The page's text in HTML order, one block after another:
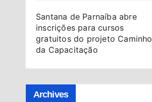
Santana de Parnaíba abre
inscrições para cursos
gratuitos do projeto Caminho
da Capacitação
Archives